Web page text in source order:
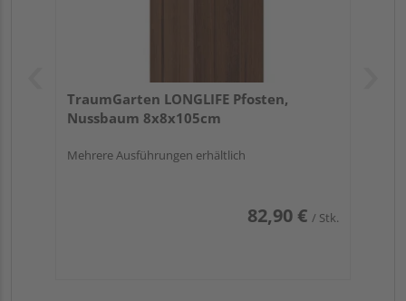
TraumGarten LONGLIFE Pfosten,
Nussbaum 8x8x105cm
Mehrere Ausführungen erhältlich
82,90 € / Stk.